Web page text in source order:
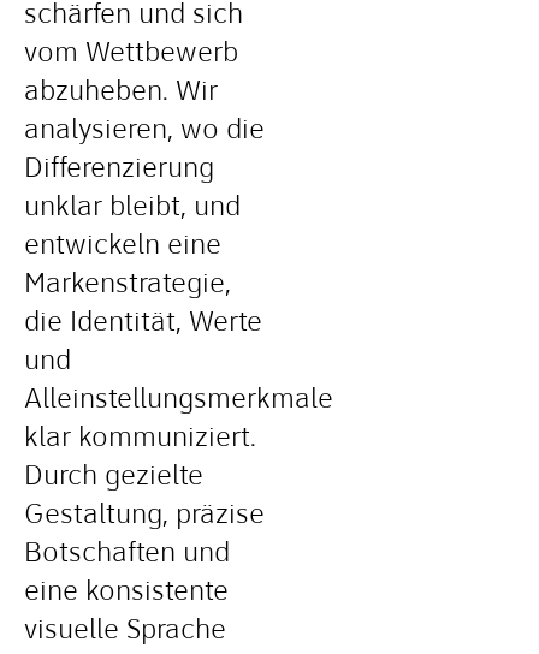
schärfen und sich
vom Wettbewerb
abzuheben. Wir
analysieren, wo die
Differenzierung
unklar bleibt, und
entwickeln eine
Markenstrategie,
die Identität, Werte
und
Alleinstellungsmerkmale
klar kommuniziert.
Durch gezielte
Gestaltung, präzise
Botschaften und
eine konsistente
visuelle Sprache